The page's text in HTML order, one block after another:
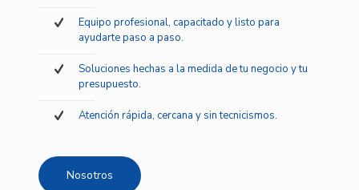
Equipo profesional, capacitado y listo para
ayudarte paso a paso.
Soluciones hechas a la medida de tu negocio y tu
presupuesto.
Atención rápida, cercana y sin tecnicismos.
Nosotros